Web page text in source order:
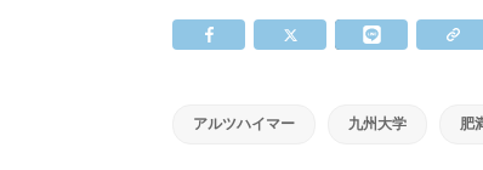
アルツハイマー 九州大学 肥